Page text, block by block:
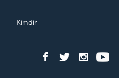
Kimdir